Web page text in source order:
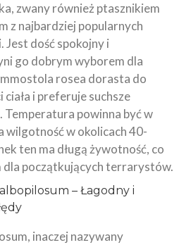
zwany również ptasznikiem
z najbardziej popularnych
dość spokojny i
go dobrym wyborem dla
rosea dorasta do
ciała i preferuje suchsze
powinna być w
wilgotność w okolicach 40-
ten ma długą żywotność, co
dla początkujących terrarystów.
– Łagodny i
inaczej nazywany